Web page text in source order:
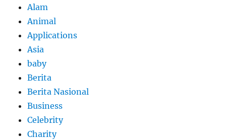
Alam
Animal
Applications
Asia
baby
Berita
Berita Nasional
Business
Celebrity
Charity